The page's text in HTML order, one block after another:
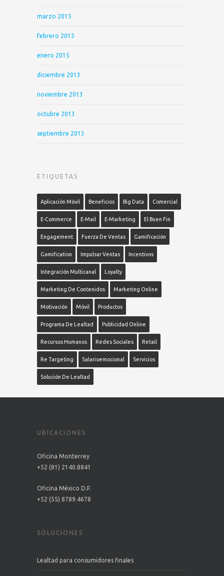
marzo 2015
febrero 2015
enero 2015
diciembre 2013
noviembre 2013
octubre 2013
septiembre 2013
ETIQUETAS
Aplicación Móvil Beneficios Big Data Comercial
E-Commerce E-Mail E-Marketing El Buen Fin
Engagement Fuerza De Ventas Gamificación
Gamification Impulsar Ventas Incentivos
Integración Multicanal Loyalty
Marketing De Contenidos Marketing Online
Motivación Móvil Productos
Programa De Lealtad Publicidad Online
Recursos Humanos Redes Sociales Retail
Re Targeting Salarioemocional Servicios
Solución De Lealtad
UBICACIONES
Oficina Monterrey
+52 (81) 2140.8841
Oficina México D.F.
+52 (55) 8789.4678
SOLUCIONES
Lealtad para consumidores finales